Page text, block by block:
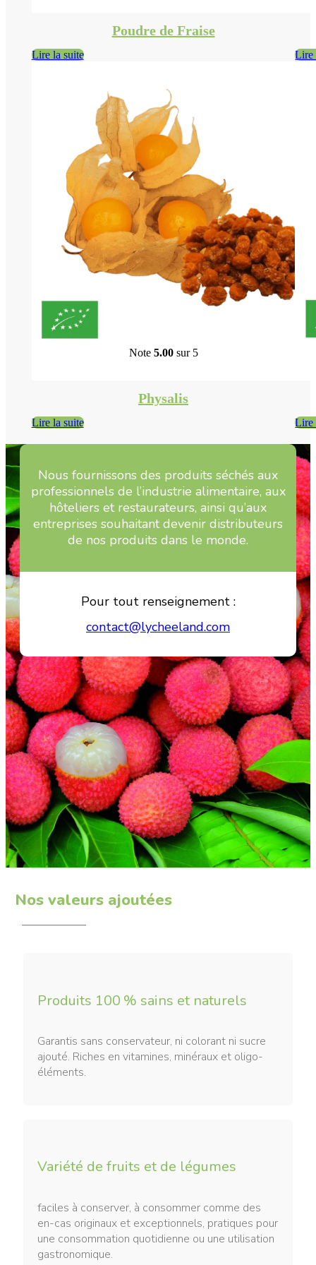
Poudre de Fraise
Lire la suite Lire
Note 5.00sur 5
Physalis
Lire la suite Lire
Nous fournissons des produits séchés aux
professionnels de l’industrie alimentaire, aux
hôteliers et restaurateurs, ainsi qu’aux
entreprises souhaitant devenir distributeurs
de nos produits dans le monde.
Pour tout renseignement :
contact@lycheeland.com
Nos valeurs ajoutées
Produits 100 % sains et naturels
Garantis sans conservateur, ni colorant ni sucre
ajouté. Riches en vitamines, minéraux et oligo-
éléments.
Variété de fruits et de légumes
faciles à conserver, à consommer comme des
en-cas originaux et exceptionnels, pratiques pour
une consommation quotidienne ou une utilisation
gastronomique.